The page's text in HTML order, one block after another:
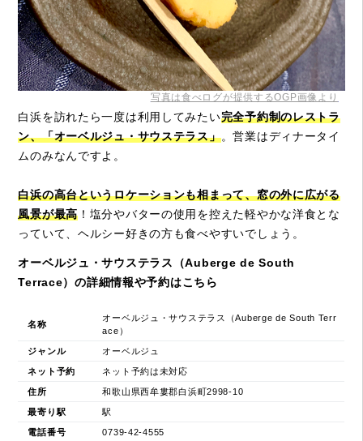
写真は食べログが提供するOGP画像より
白浜を訪れたら一度は利用してみたい完全予約制のレストラ
ン、「オーベルジュ・サウステラス」。営業はディナータイ
ムのみなんですよ。
白浜の高台というロケーションも相まって、窓の外に広がる
風景が最高 ！塩分やバターの使用を控えた軽やかな洋食とな
っていて、ヘルシー好きの方も食べやすいでしょう。
オーベルジュ・サウステラス（Auberge de South
Terrace）の詳細情報や予約はこちら
名称
オーベルジュ・サウステラス（Auberge de South Terr
ace）
ジャンル オーベルジュ
ネット予約 ネット予約は未対応
住所 和歌山県西牟婁郡白浜町2998-10
最寄り駅 駅
電話番号 0739-42-4555